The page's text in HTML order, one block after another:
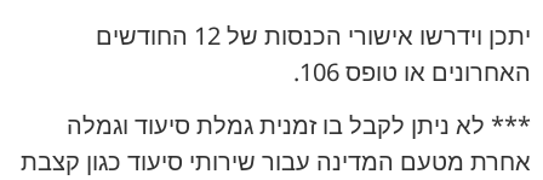
יתכן וידרשו אישורי הכנסות של 12 החודשים
האחרונים או טופס 106.
*** לא ניתן לקבל בו זמנית גמלת סיעוד וגמלה
אחרת מטעם המדינה עבור שירותי סיעוד כגון קצבת